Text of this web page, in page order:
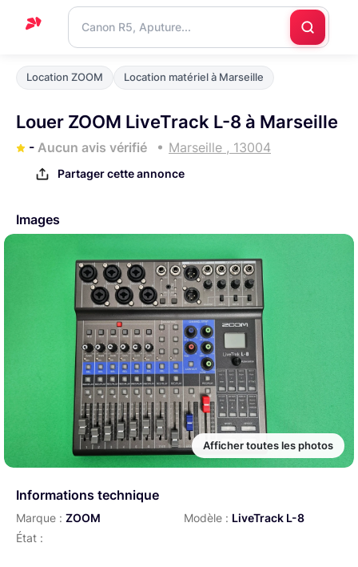
Accueil
Blog
contacter
Location ZOOM Location matériel à Marseille
Louer ZOOM LiveTrack L-8 à Marseille
- Aucun avis vérifié Marseille , 13004
Partager cette annonce
Images
Afficher toutes les photos
Informations technique
Marque : ZOOM Modèle : LiveTrack L-8
État :